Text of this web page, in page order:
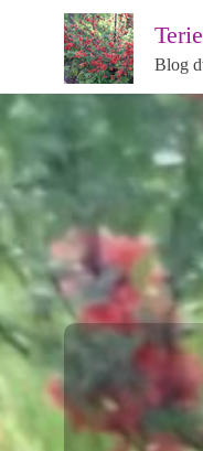
Blog